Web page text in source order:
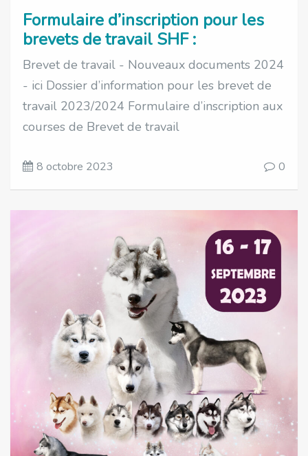
Formulaire d’inscription pour les
brevets de travail SHF :
Brevet de travail - Nouveaux documents 2024
- ici Dossier d’information pour les brevet de
travail 2023/2024 Formulaire d’inscription aux
courses de Brevet de travail
8 octobre 2023 0